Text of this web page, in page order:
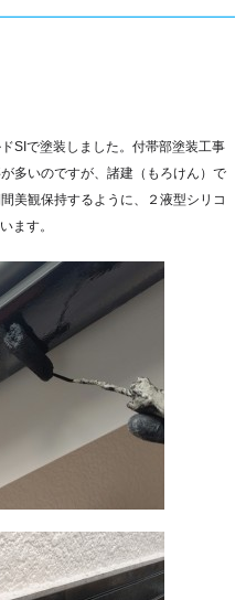
SIで塗装しました。付帯部塗装工事
多いのですが、諸建（もろけん）で
美観保持するように、２液型シリコ
ます。